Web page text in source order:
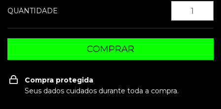
QUANTIDADE
Compra protegida
Seus dados cuidados durante toda a compra.